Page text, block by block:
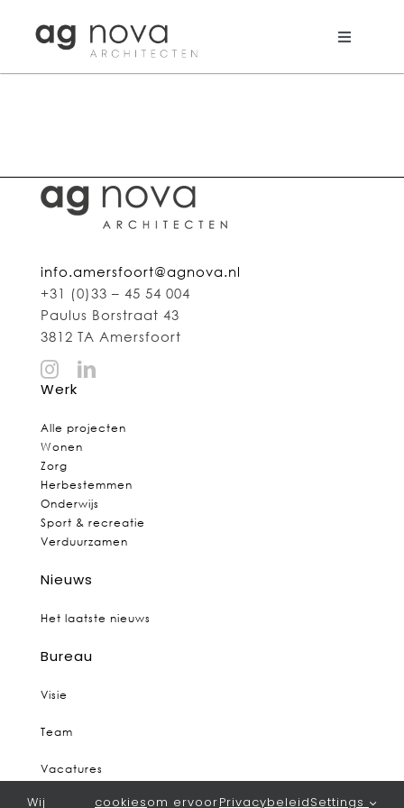
content
Toggle
Aanpak
Search
for:
info.amersfoort@agnova.nl
+31 (0)33 – 45 54 004
Paulus Borstraat 43
3812 TA Amersfoort
Werk
Alle projecten
Wonen
Zorg
Herbestemmen
Onderwijs
Sport & recreatie
Verduurzamen
Nieuws
Het laatste nieuws
Bureau
Visie
Team
Vacatures
Wij cookiesom ervoorPrivacybeleidSettings